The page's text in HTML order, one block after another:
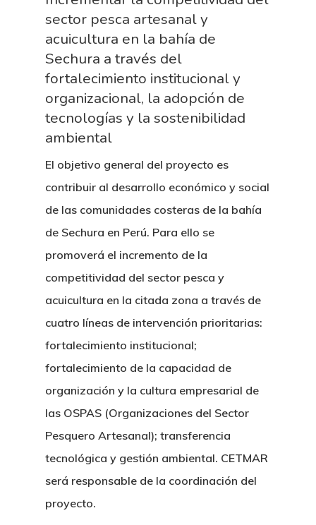
sector pesca artesanal y
acuicultura en la bahía de
Sechura a través del
fortalecimiento institucional y
organizacional, la adopción de
tecnologías y la sostenibilidad
ambiental
El objetivo general del proyecto es
contribuir al desarrollo económico y social
de las comunidades costeras de la bahía
de Sechura en Perú. Para ello se
promoverá el incremento de la
competitividad del sector pesca y
acuicultura en la citada zona a través de
cuatro líneas de intervención prioritarias:
fortalecimiento institucional;
fortalecimiento de la capacidad de
organización y la cultura empresarial de
las OSPAS (Organizaciones del Sector
Pesquero Artesanal); transferencia
tecnológica y gestión ambiental. CETMAR
será responsable de la coordinación del
proyecto.